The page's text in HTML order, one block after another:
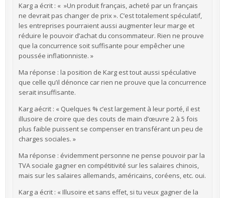
Karg a écrit : « »Un produit français, acheté par un français
ne devrait pas changer de prix ». C’est totalement spéculatif,
les entreprises pourraient aussi augmenter leur marge et
réduire le pouvoir d’achat du consommateur. Rien ne prouve
que la concurrence soit suffisante pour empêcher une
poussée inflationniste. »
Ma réponse : la position de Karg est tout aussi spéculative
que celle qu’il dénonce car rien ne prouve que la concurrence
serait insuffisante.
Karg aécrit : « Quelques % c’est largement à leur porté, il est
illusoire de croire que des couts de main d’œuvre 2 à 5 fois
plus faible puissent se compenser en transférant un peu de
charges sociales. »
Ma réponse : évidemment personne ne pense pouvoir par la
TVA sociale gagner en compétitivité sur les salaires chinois,
mais sur les salaires allemands, américains, coréens, etc. oui.
Karg a écrit : « Illusoire et sans effet, si tu veux gagner de la